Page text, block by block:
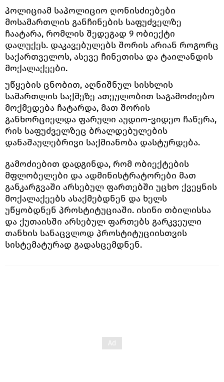
პოლიციამ საპოლიციო ღონისძიებები
მოსამართლის განჩინების საფუძველზე
ჩაატარა, რომლის შედეგად 9 ობიექტი
დალუქეს. დაკავებულებს შორის არიან როგორც
საქართველოს, ასევე ჩინეთისა და ტაილანდის
მოქალაქეები.
უწყების ცნობით, აღნიშნულ სისხლის
სამართლის საქმეზე ათეულობით საგამოძიებო
მოქმედება ჩატარდა, მათ შორის
განხორციელდა ფარული აუდიო-ვიდეო ჩაწერა,
რის საფუძველზეც ბრალდებულების
დანაშაულებრივი საქმიანობა დასტურდება.
გამოძიებით დადგინდა, რომ ობიექტების
მფლობელები და ადმინისტრატორები მათ
განკარგვაში არსებულ ფართებში უცხო ქვეყნის
მოქალაქეებს ასაქმებდნენ და ხელს
უწყობდნენ პროსტიტუციაში. ისინი თბილისსა
და ქუთაისში არსებულ ფართებს გარკვეული
თანხის სანაცვლოდ პროსტიტუციისთვის
სისტემატურად გადასცემდნენ.